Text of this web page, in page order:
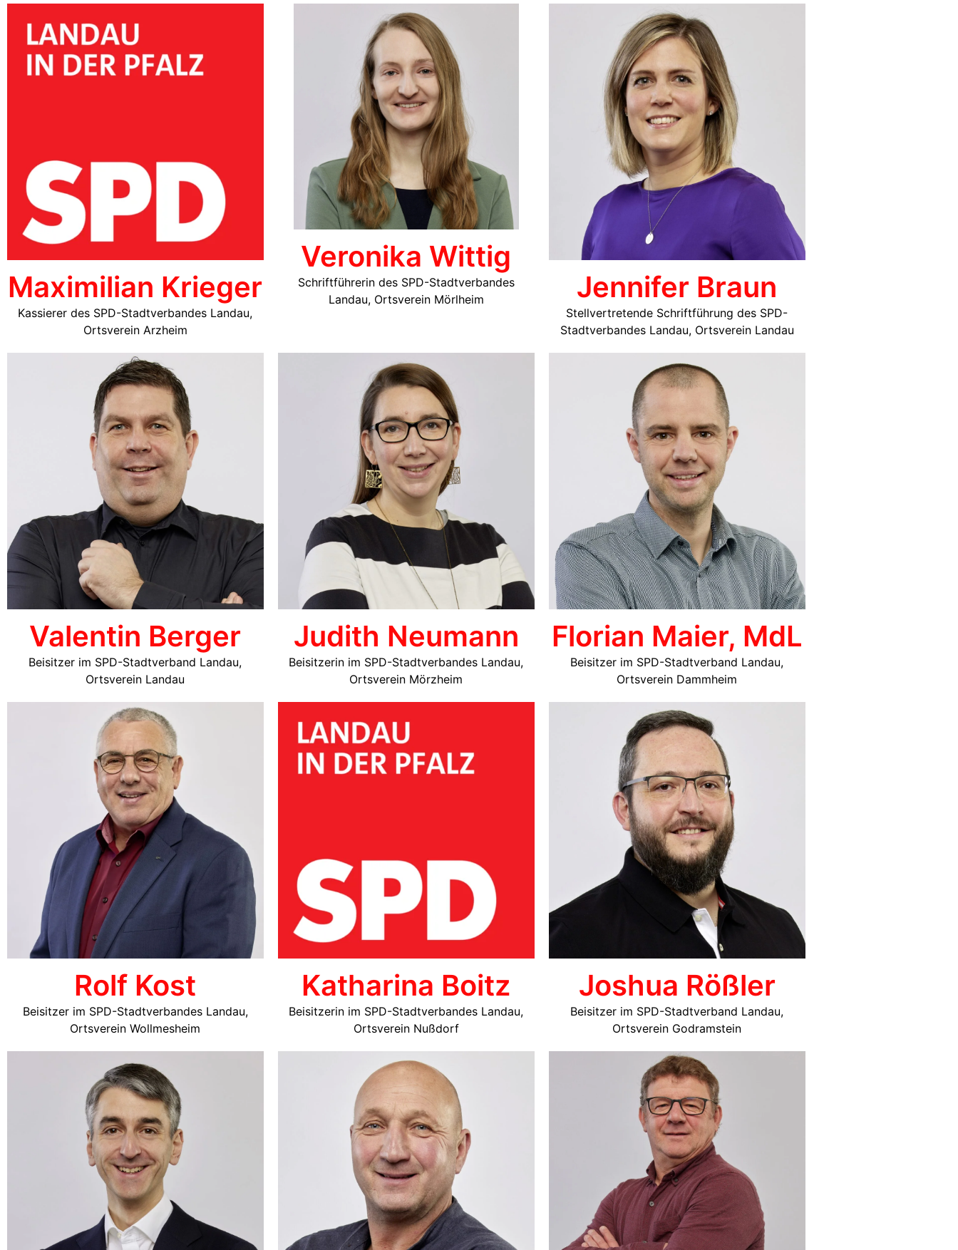
Maximilian Krieger
Kassierer des SPD-Stadtverbandes Landau,
Ortsverein Arzheim
Veronika Wittig
Schriftführerin des SPD-Stadtverbandes
Landau, Ortsverein Mörlheim
Jennifer Braun
Stellvertretende Schriftführung des SPD-
Stadtverbandes Landau, Ortsverein Landau
Valentin Berger
Beisitzer im SPD-Stadtverband Landau,
Ortsverein Landau
Judith Neumann
Beisitzerin im SPD-Stadtverbandes Landau,
Ortsverein Mörzheim
Florian Maier, MdL
Beisitzer im SPD-Stadtverband Landau,
Ortsverein Dammheim
Rolf Kost
Beisitzer im SPD-Stadtverbandes Landau,
Ortsverein Wollmesheim
Katharina Boitz
Beisitzerin im SPD-Stadtverbandes Landau,
Ortsverein Nußdorf
Joshua Rößler
Beisitzer im SPD-Stadtverband Landau,
Ortsverein Godramstein